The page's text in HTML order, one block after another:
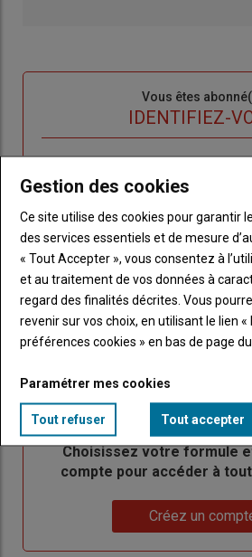
Vous êtes
IDENTIFIEZ-
de votre
Lien
"Créer
un
nouveau
compte"
Créer un nouveau
Lien
"Réinitialiser
votre
mot
de
passe"
Réinitialiser votre mot
Lien
"Je
me
connecte"
Je me connecte
Sous-
Vous n'êtes pas
TITRE CRÉEZ UN
BodyChoisissez votre formule
compte pour accéder à
Créez un
Gestion des cookies
Ce site utilise des cookies pour garantir
des services essentiels et de mesure
« Tout Accepter », vous consentez à
et au traitement de vos données à
regard des finalités décrites. Vous
revenir sur vos choix, en utilisant le lien
préférences cookies » en bas de page du
Paramétrer mes cookies
Tout refuser Tout accepter